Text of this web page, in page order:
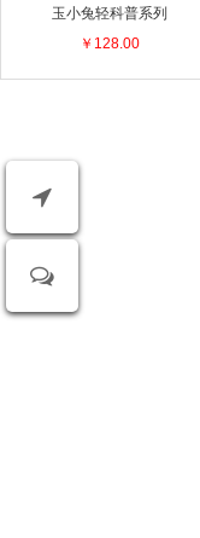
玉小兔轻科普系列
￥128.00